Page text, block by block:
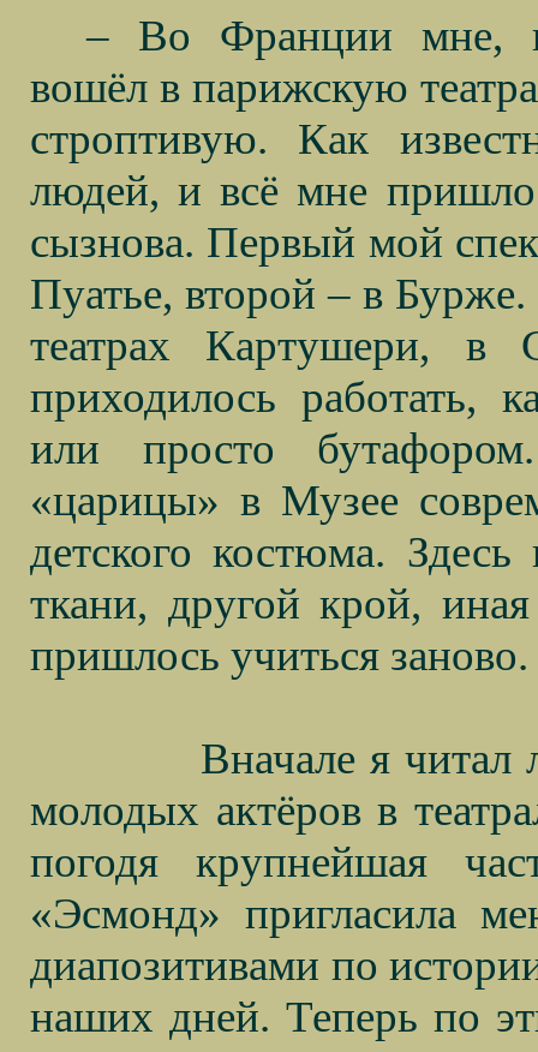
– Во Франции мне,
вошёл в парижскую
строптивую. Как
людей, и всё мне
сызнова. Первый мой
Пуатье, второй – в
театрах Картушери,
приходилось работать,
или просто
«царицы» в Музее
детского костюма.
ткани, другой крой,
пришлось учиться заново.
Вначале я читал
молодых актёров в
погодя крупнейшая
«Эсмонд» пригласила
диапозитивами по
наших дней. Теперь по